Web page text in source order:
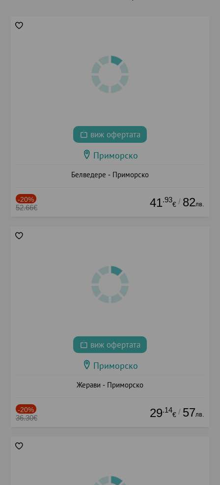
виж офертата
Приморско
Белведере - Приморско
-20%
52.66€ 41.93
€ / 82лв.
виж офертата
Приморско
Жерави - Приморско
-20%
36.30€ 29.14
€ / 57лв.